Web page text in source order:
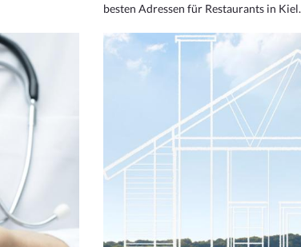
besten Adressen für Restaurants in Kiel.